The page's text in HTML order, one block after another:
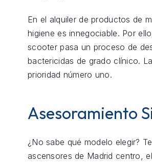
En el alquiler de productos de
higiene es innegociable. Por
scooter pasa un proceso de
bactericidas de grado clínico.
prioridad número uno.
Asesoramiento
¿No sabe qué modelo elegir?
ascensores de Madrid centro, el